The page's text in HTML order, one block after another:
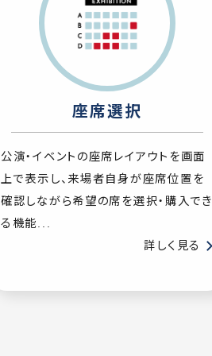
座席選択
公演・イベントの座席レイアウトを画面
上で表示し、来場者自身が座席位置を
確認しながら希望の席を選択・購入でき
る機能...
詳しく見る